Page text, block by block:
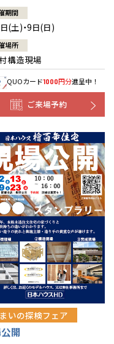
期間
(土)・9日(日)
場所
構造現場
QUOカード1000円分進呈中！
ご来場予約
いの探検フェア
開